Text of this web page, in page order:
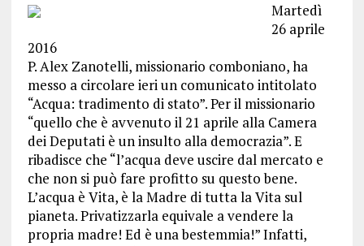
Martedì
26 aprile
2016
P. Alex Zanotelli, missionario comboniano, ha
messo a circolare ieri un comunicato intitolato
“Acqua: tradimento di stato”. Per il missionario
“quello che è avvenuto il 21 aprile alla Camera
dei Deputati è un insulto alla democrazia”. E
ribadisce che “l’acqua deve uscire dal mercato e
che non si può fare profitto su questo bene.
L’acqua è Vita, è la Madre di tutta la Vita sul
pianeta. Privatizzarla equivale a vendere la
propria madre! Ed è una bestemmia!” Infatti,